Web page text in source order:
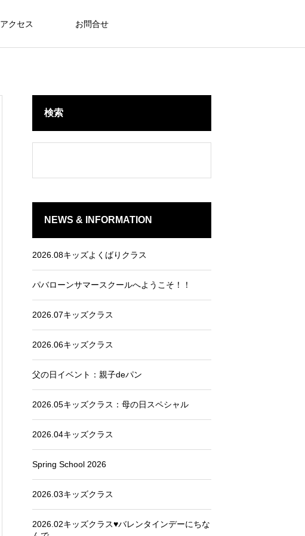
アクセス お問合せ
検索
NEWS & INFORMATION
2026.08キッズよくばりクラス
パバローンサマースクールへようこそ！！
2026.07キッズクラス
2026.06キッズクラス
父の日イベント：親子deパン
2026.05キッズクラス：母の日スペシャル
2026.04キッズクラス
Spring School 2026
2026.03キッズクラス
2026.02キッズクラス♥バレンタインデーにちな